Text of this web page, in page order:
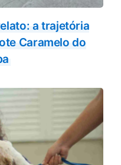
a trajetória
Caramelo do